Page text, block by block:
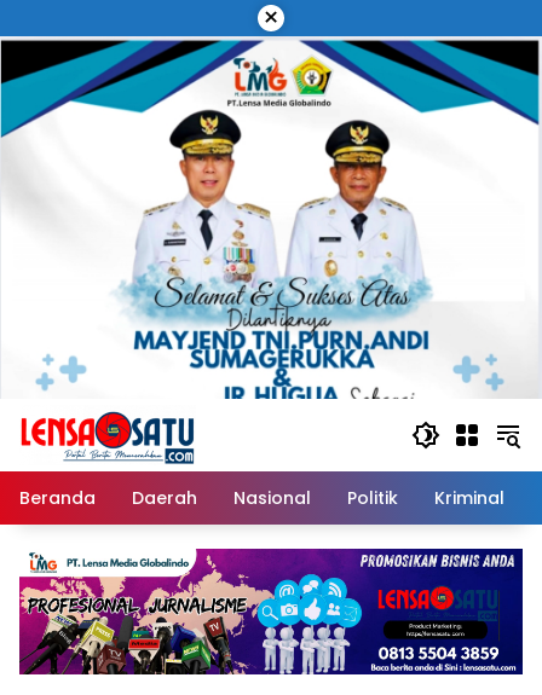
ke
konten
×
Beranda Daerah Nasional Politik Kriminal